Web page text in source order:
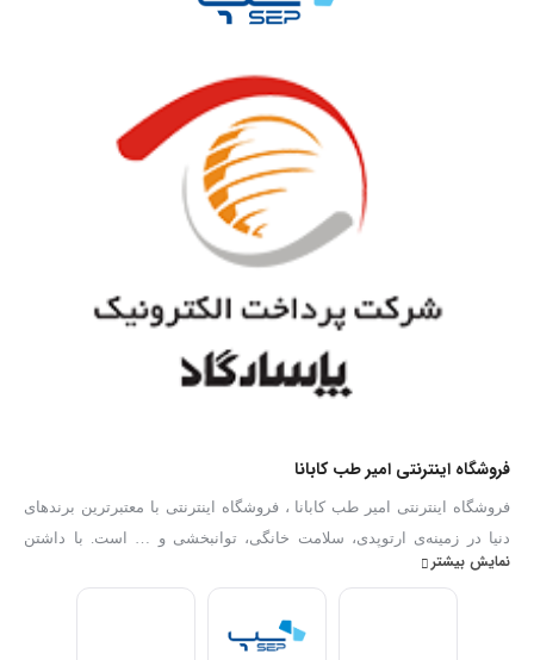
فروشگاه اینترنتی امیر طب کابانا
فروشگاه اینترنتی امیر طب کابانا ، فروشگاه اینترنتی با معتبرترین برندهای
دنیا در زمینه‌ی ارتوپدی، سلامت خانگی، توانبخشی و … است. با داشتن
بهترین کارشناسان فروش در زمینه تجهیزات پزشکی توانایی ارائه هرگونه
مشاوره و خدمات در رابطه با انتخاب و فروش تجهیزات پزشکی را به عموم
مردم دارا می‌‌‌‌باشد. با ضمانت پایین ترین قیمت و ضمانت اصلالت کالا .امیر
نمایش بیشتر